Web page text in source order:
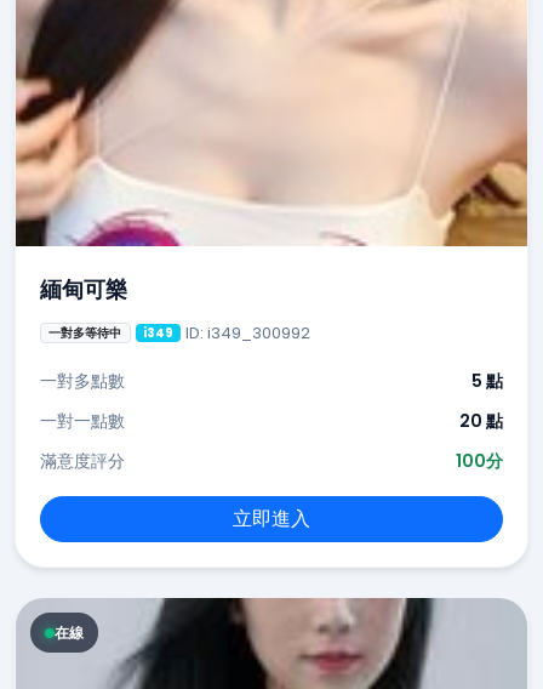
緬甸可樂
一對多等待中 i349 ID: i349_300992
一對多點數
5 點
一對一點數
20 點
滿意度評分
100分
立即進入
在線